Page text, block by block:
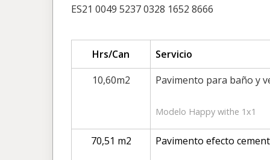
ES21 0049 5237 0328 1652 8666
Hrs/Can Servicio
10,60m2
Pavimento para baño y
Modelo Happy withe 1x1
70,51 m2 Pavimento efecto